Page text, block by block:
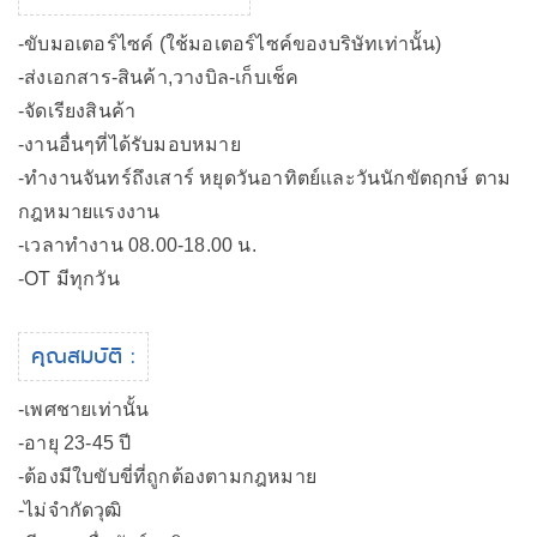
-ขับมอเตอร์ไซค์ (ใช้มอเตอร์ไซค์ของบริษัทเท่านั้น)
-ส่งเอกสาร-สินค้า,วางบิล-เก็บเช็ค
-จัดเรียงสินค้า
-งานอื่นๆที่ได้รับมอบหมาย
-ทำงานจันทร์ถึงเสาร์ หยุดวันอาทิตย์และวันนักขัตฤกษ์ ตาม
กฎหมายแรงงาน
-เวลาทำงาน 08.00-18.00 น.
-OT มีทุกวัน
คุณสมบัติ :
-เพศชายเท่านั้น
-อายุ 23-45 ปี
-ต้องมีใบขับขี่ที่ถูกต้องตามกฎหมาย
-ไม่จำกัดวุฒิ